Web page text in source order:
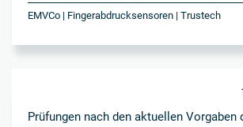
EMVCo | Fingerabdrucksensoren | Trustech
Prüfungen nach den aktuellen Vorgaben